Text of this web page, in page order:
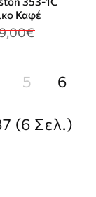
Καφέ
5 6
(6 Σελ.)